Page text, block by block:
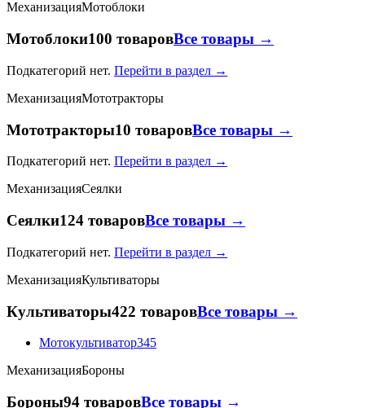
МеханизацияМотоблоки
Мотоблоки100 товаровВсе товары →
Подкатегорий нет. Перейти в раздел →
МеханизацияМототракторы
Мототракторы10 товаровВсе товары →
Подкатегорий нет. Перейти в раздел →
МеханизацияСеялки
Сеялки124 товаровВсе товары →
Подкатегорий нет. Перейти в раздел →
МеханизацияКультиваторы
Культиваторы422 товаровВсе товары →
Мотокультиватор345
МеханизацияБороны
Бороны94 товаровВсе товары →